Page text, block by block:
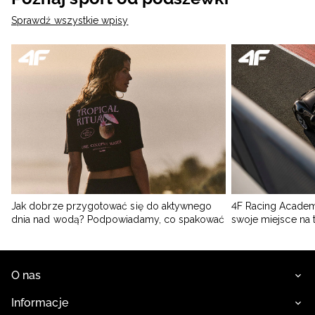
Sprawdź wszystkie wpisy
Jak dobrze przygotować się do aktywnego
dnia nad wodą? Podpowiadamy, co spakować
4F Racing
swoje miejsce na
O nas
Informacje